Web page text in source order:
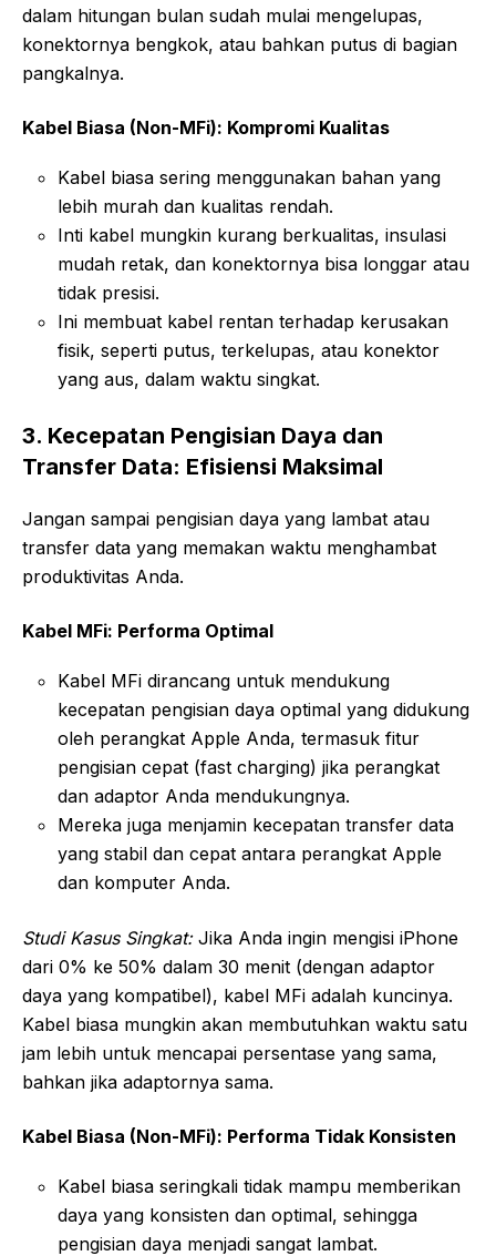
dalam hitungan bulan sudah mulai mengelupas,
konektornya bengkok, atau bahkan putus di bagian
pangkalnya.
Kabel Biasa (Non-MFi): Kompromi Kualitas
Kabel biasa sering menggunakan bahan yang
lebih murah dan kualitas rendah.
Inti kabel mungkin kurang berkualitas, insulasi
mudah retak, dan konektornya bisa longgar atau
tidak presisi.
Ini membuat kabel rentan terhadap kerusakan
fisik, seperti putus, terkelupas, atau konektor
yang aus, dalam waktu singkat.
3. Kecepatan Pengisian Daya dan
Transfer Data: Efisiensi Maksimal
Jangan sampai pengisian daya yang lambat atau
transfer data yang memakan waktu menghambat
produktivitas Anda.
Kabel MFi: Performa Optimal
Kabel MFi dirancang untuk mendukung
kecepatan pengisian daya optimal yang didukung
oleh perangkat Apple Anda, termasuk fitur
pengisian cepat (fast charging) jika perangkat
dan adaptor Anda mendukungnya.
Mereka juga menjamin kecepatan transfer data
yang stabil dan cepat antara perangkat Apple
dan komputer Anda.
Studi Kasus Singkat:Jika Anda ingin mengisi iPhone
dari 0% ke 50% dalam 30 menit (dengan adaptor
daya yang kompatibel), kabel MFi adalah kuncinya.
Kabel biasa mungkin akan membutuhkan waktu satu
jam lebih untuk mencapai persentase yang sama,
bahkan jika adaptornya sama.
Kabel Biasa (Non-MFi): Performa Tidak Konsisten
Kabel biasa seringkali tidak mampu memberikan
daya yang konsisten dan optimal, sehingga
pengisian daya menjadi sangat lambat.